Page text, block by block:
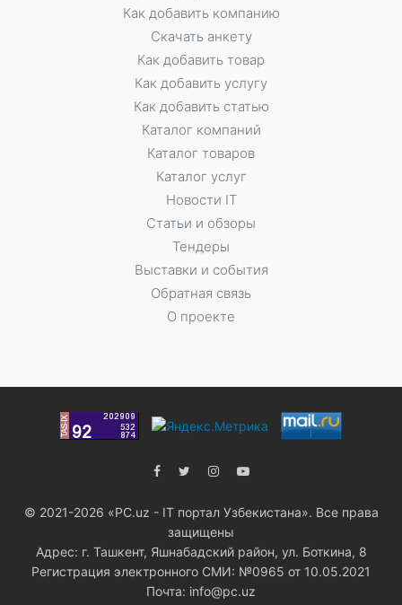
Как добавить компанию
Скачать анкету
Как добавить товар
Как добавить услугу
Как добавить статью
Каталог компаний
Каталог товаров
Каталог услуг
Новости IT
Статьи и обзоры
Тендеры
Выставки и события
Обратная связь
О проекте
© 2021-2026 «PC.uz - IT портал Узбекистана». Все права
защищены
Адрес: г. Ташкент, Яшнабадский район, ул. Боткина, 8
Регистрация электронного СМИ: №0965 от 10.05.2021
Почта: info@pc.uz